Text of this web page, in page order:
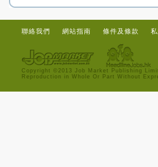
聯絡我們 網站指南 條件及條款
Copyright ©2013 Job Market Publishing
Reproduction in Whole Or Part Without